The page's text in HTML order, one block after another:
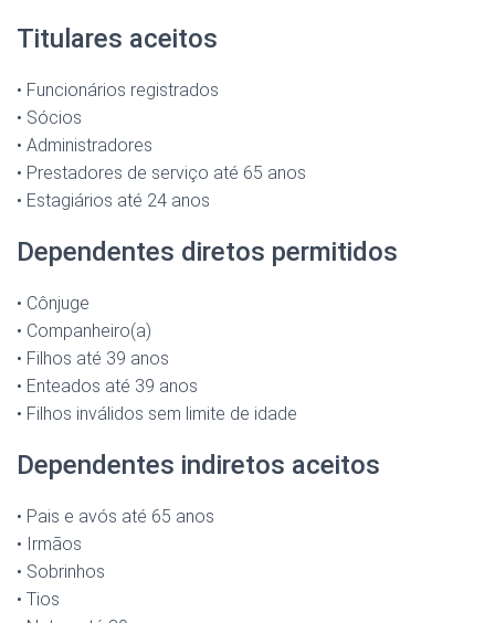
Titulares aceitos
• Funcionários registrados
• Sócios
• Administradores
• Prestadores de serviço até 65 anos
• Estagiários até 24 anos
Dependentes diretos permitidos
• Cônjuge
• Companheiro(a)
• Filhos até 39 anos
• Enteados até 39 anos
• Filhos inválidos sem limite de idade
Dependentes indiretos aceitos
• Pais e avós até 65 anos
• Irmãos
• Sobrinhos
• Tios